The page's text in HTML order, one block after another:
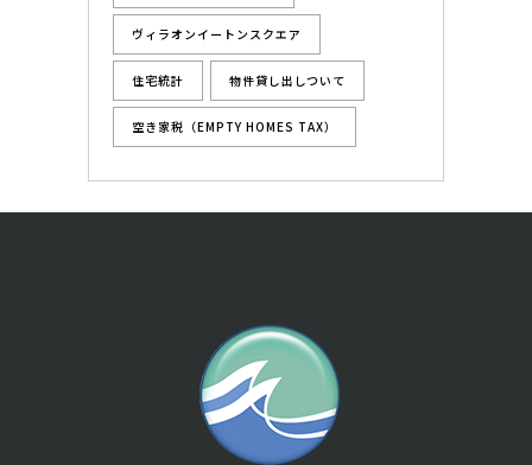
ヴィラオンイートンスクエア
住宅統計 物件貸し出しついて
空き家税（EMPTY HOMES TAX）